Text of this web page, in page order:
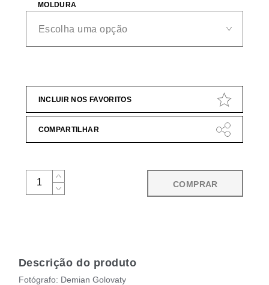
MOLDURA
INCLUIR NOS FAVORITOS
COMPARTILHAR
COMPRAR
Descrição do produto
Fotógrafo: Demian Golovaty